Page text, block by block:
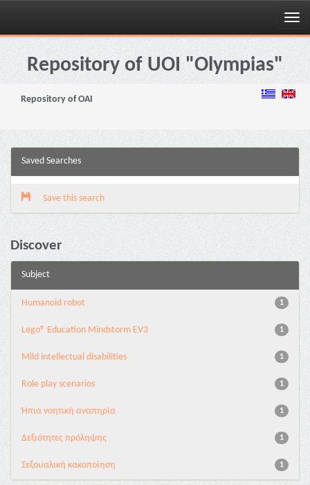
Skip
navigationRepository of UOI "Olympias"
Repository of OAI
Saved Searches
Save this search
Discover
Subject
1
Humanoid robot
1
Lego® Education Mindstorm EV3
1
Mild intellectual disabilities
1
Role play scenarios
1
Ήπια νοητική αναπηρία
1
Δεξιότητες πρόληψης
1
Σεξουαλική κακοποίηση